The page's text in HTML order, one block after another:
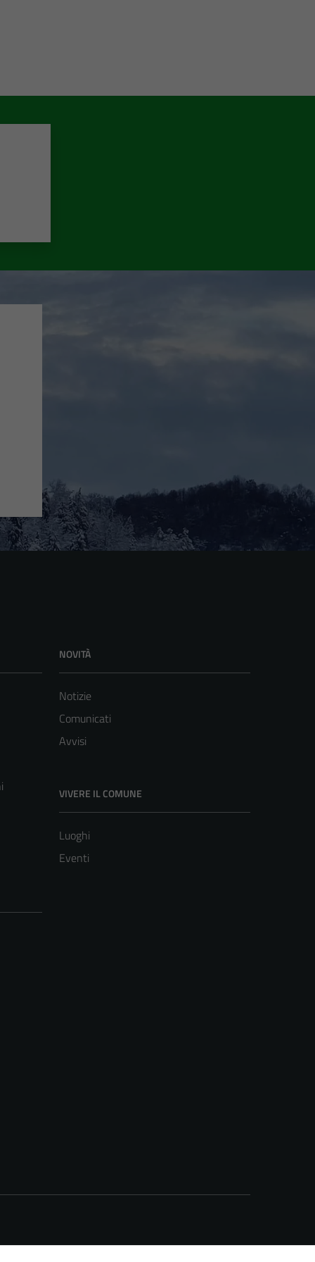
NOVITÀ
Notizie
Comunicati
Avvisi
VIVERE IL COMUNE
Luoghi
Eventi